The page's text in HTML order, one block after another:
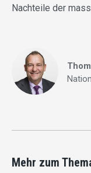
Nachteile der
Mehr zum